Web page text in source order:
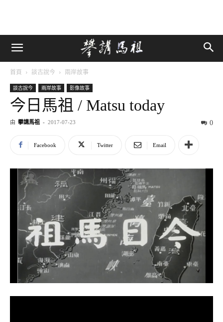
首頁 談古說今 兩岸故事
談古說今 兩岸故事 影像故事
今日馬祖 / Matsu today
由 攀講馬祖 - 2017-07-23 0
Facebook Twitter Email